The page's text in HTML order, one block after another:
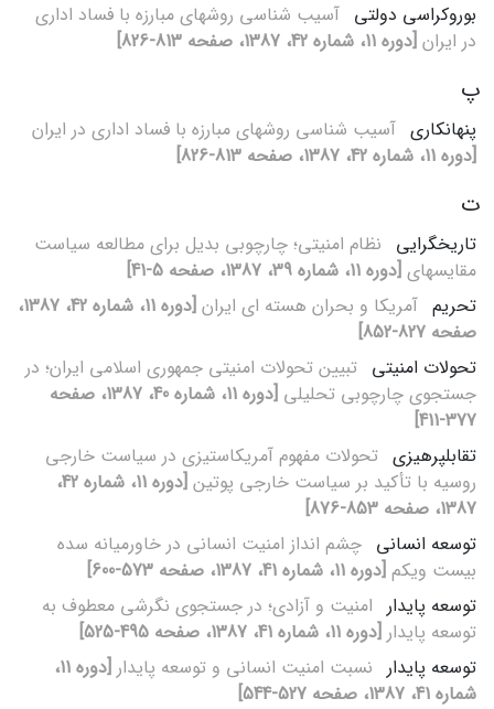
بوروکراسی دولتی آسیب‏ شناسی روش‏های مبارزه با فساد اداری
در ایران [دوره 11، شماره 42، 1387، صفحه 813-826]
پ
پنهان‏کاری آسیب‏ شناسی روش‏های مبارزه با فساد اداری در ایران
[دوره 11، شماره 42، 1387، صفحه 813-826]
ت
تاریخ‏گرایی نظام امنیتی؛ چارچوبی بدیل برای مطالعه سیاست
مقایسه‏ای [دوره 11، شماره 39، 1387، صفحه 5-41]
تحریم آمریکا و بحران هسته‏ ای ایران
[دوره 11، شماره 42، 1387،
صفحه 827-852]
تحولات امنیتی تبیین تحولات امنیتی جمهوری اسلامی ایران؛ در
جستجوی چارچوبی تحلیلی
[دوره 11، شماره 40، 1387، صفحه
377-411]
تقابل‏پرهیزی تحولات مفهوم آمریکاستیزی در سیاست خارجی
روسیه با تأکید بر سیاست خارجی پوتین
[دوره 11، شماره 42،
1387، صفحه 853-876]
توسعه انسانی چشم‏ انداز امنیت انسانی در خاورمیانه سده
بیست‏ ویکم [دوره 11، شماره 41، 1387، صفحه 573-600]
توسعه پایدار امنیت و آزادی؛ در جستجوی نگرشی معطوف به
توسعه پایدار [دوره 11، شماره 41، 1387، صفحه 495-525]
توسعه پایدار نسبت امنیت انسانی و توسعه پایدار
[دوره 11،
شماره 41، 1387، صفحه 527-544]